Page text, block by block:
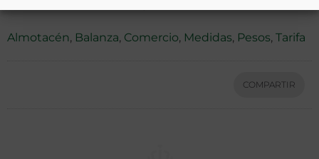
Almotacén, Balanza, Comercio, Medidas, Pesos, Tarifa
COMPARTIR